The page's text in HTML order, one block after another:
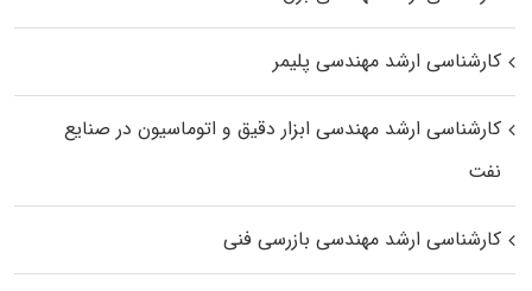
کارشناسی ارشد مهندسی پلیمر
کارشناسی ارشد مهندسی ابزار دقیق و اتوماسیون در صنایع
نفت
کارشناسی ارشد مهندسی بازرسی فنی